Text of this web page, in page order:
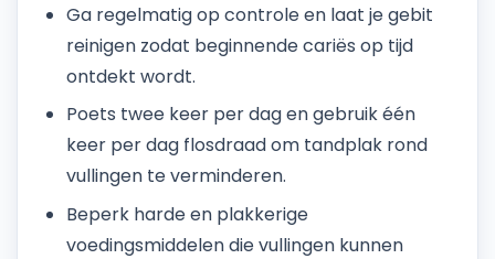
Ga regelmatig op controle en laat je gebit
reinigen zodat beginnende cariës op tijd
ontdekt wordt.
Poets twee keer per dag en gebruik één
keer per dag flosdraad om tandplak rond
vullingen te verminderen.
Beperk harde en plakkerige
voedingsmiddelen die vullingen kunnen